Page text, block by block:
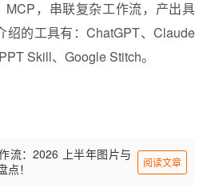
MCP，串联复杂工作流，产出具
绍的工具有：ChatGPT、Claude
Skill、Google Stitch。
流：2026 上半年图片与
！
阅读文章